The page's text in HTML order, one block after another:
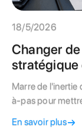
18/5/2026
Changer
stratégique
Marre de l'inertie
à-pas pour
En savoir plus